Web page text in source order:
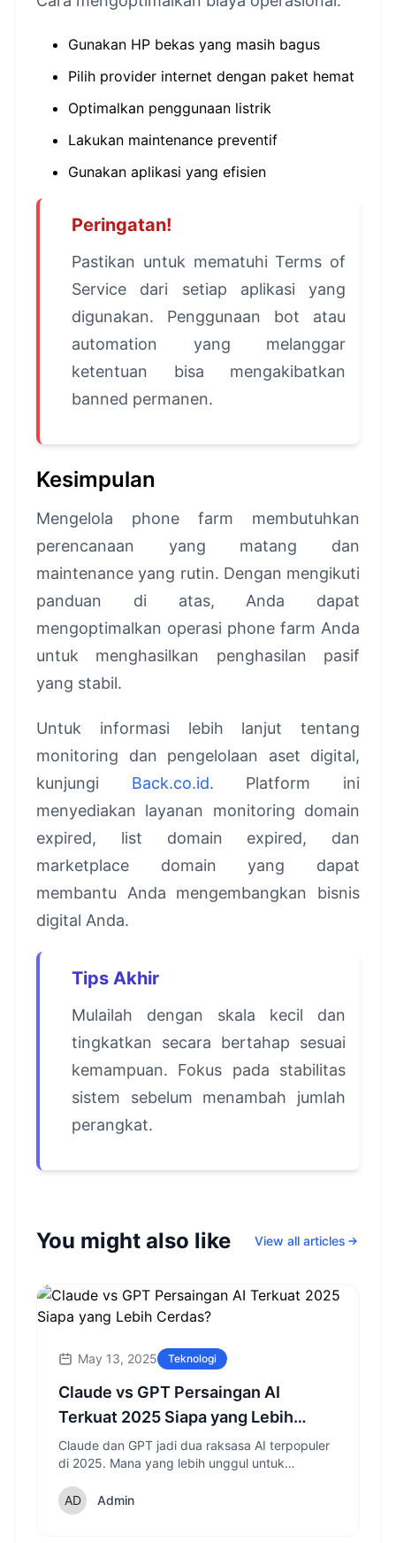
Gunakan HP bekas yang masih bagus
Pilih provider internet dengan paket hemat
Optimalkan penggunaan listrik
Lakukan maintenance preventif
Gunakan aplikasi yang efisien
Peringatan!
Pastikan untuk mematuhi Terms of
Service dari setiap aplikasi yang
digunakan. Penggunaan bot atau
automation yang melanggar
ketentuan bisa mengakibatkan
banned permanen.
Kesimpulan
Mengelola phone farm membutuhkan
perencanaan yang matang dan
maintenance yang rutin. Dengan mengikuti
panduan di atas, Anda dapat
mengoptimalkan operasi phone farm Anda
untuk menghasilkan penghasilan pasif
yang stabil.
Untuk informasi lebih lanjut tentang
monitoring dan pengelolaan aset digital,
kunjungi Back.co.id. Platform ini
menyediakan layanan monitoring domain
expired, list domain expired, dan
marketplace domain yang dapat
membantu Anda mengembangkan bisnis
digital Anda.
Tips Akhir
Mulailah dengan skala kecil dan
tingkatkan secara bertahap sesuai
kemampuan. Fokus pada stabilitas
sistem sebelum menambah jumlah
perangkat.
You might also like View all articles
May 13, 2025 Teknologi
Claude vs GPT Persaingan AI
Terkuat 2025 Siapa yang Lebih
Cerdas?
Claude dan GPT jadi dua raksasa AI terpopuler
di 2025. Mana yang lebih unggul untuk
Admin